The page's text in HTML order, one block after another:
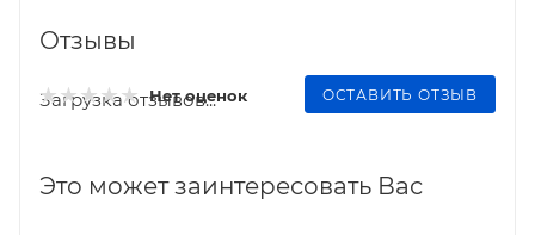
Отзывы
Нет оценок ОСТАВИТЬ ОТЗЫВ
Загрузка отзывов...
Это может заинтересовать Вас